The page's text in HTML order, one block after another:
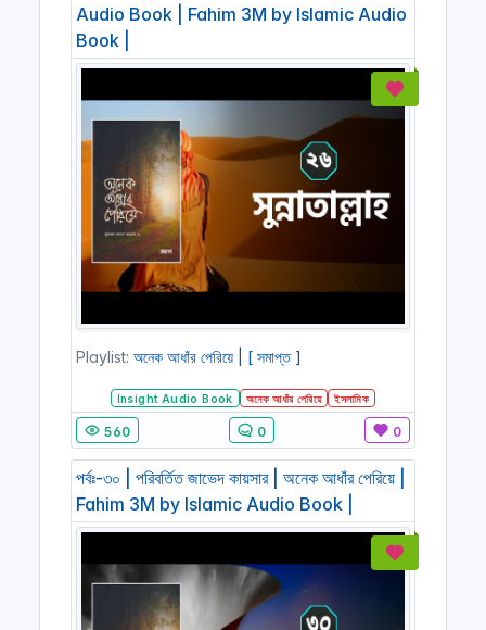
Audio Book | Fahim 3M by Islamic Audio
Book |
Playlist: অনেক আধাঁর পেরিয়ে | [ সমাপ্ত ]
Insight Audio Book অনেক আধাঁর পেরিয়ে ইসলামিক
560 0 0
পর্বঃ-৩০ | পরিবর্তিত জাভেদ কায়সার | অনেক আধাঁর পেরিয়ে |
Fahim 3M by Islamic Audio Book |